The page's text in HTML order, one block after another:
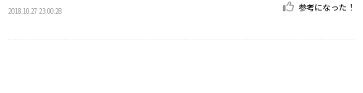
2018.10.27 23:00:28 参考になった！